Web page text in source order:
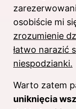
osobiście mi
zrozumienie
łatwo narazić
niespodzianki.
Warto zatem
uniknięcia